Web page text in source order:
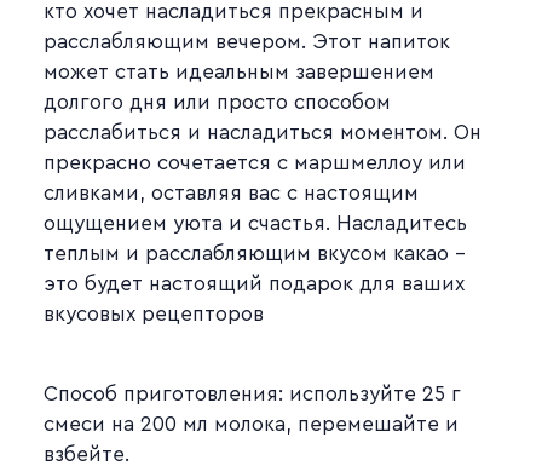
кто хочет насладиться прекрасным и
расслабляющим вечером. Этот напиток
может стать идеальным завершением
долгого дня или просто способом
расслабиться и насладиться моментом. Он
прекрасно сочетается с маршмеллоу или
сливками, оставляя вас с настоящим
ощущением уюта и счастья. Насладитесь
теплым и расслабляющим вкусом какао -
это будет настоящий подарок для ваших
вкусовых рецепторов
Способ приготовления: используйте 25 г
смеси на 200 мл молока, перемешайте и
взбейте.